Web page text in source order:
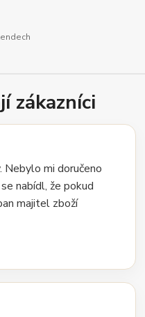
zákazníci
Nebylo mi doručeno
nabídl, že pokud
majitel zboží